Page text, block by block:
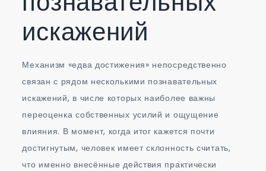
искажений
Механизм «едва достижения» непосредственно
связан с рядом несколькими познавательных
искажений, в числе которых наиболее важны
переоценка собственных усилий и ощущение
влияния. В момент, когда итог кажется почти
достигнутым, человек имеет склонность считать,
что именно внесённые действия практически